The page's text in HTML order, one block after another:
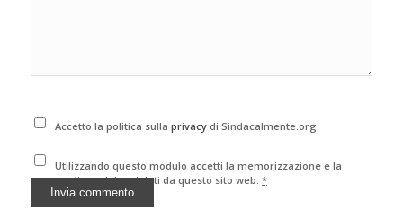
Accetto la politica sullaprivacydi Sindacalmente.org
Utilizzando questo modulo accetti la memorizzazione e la
gestione dei tuoi dati da questo sito web.*